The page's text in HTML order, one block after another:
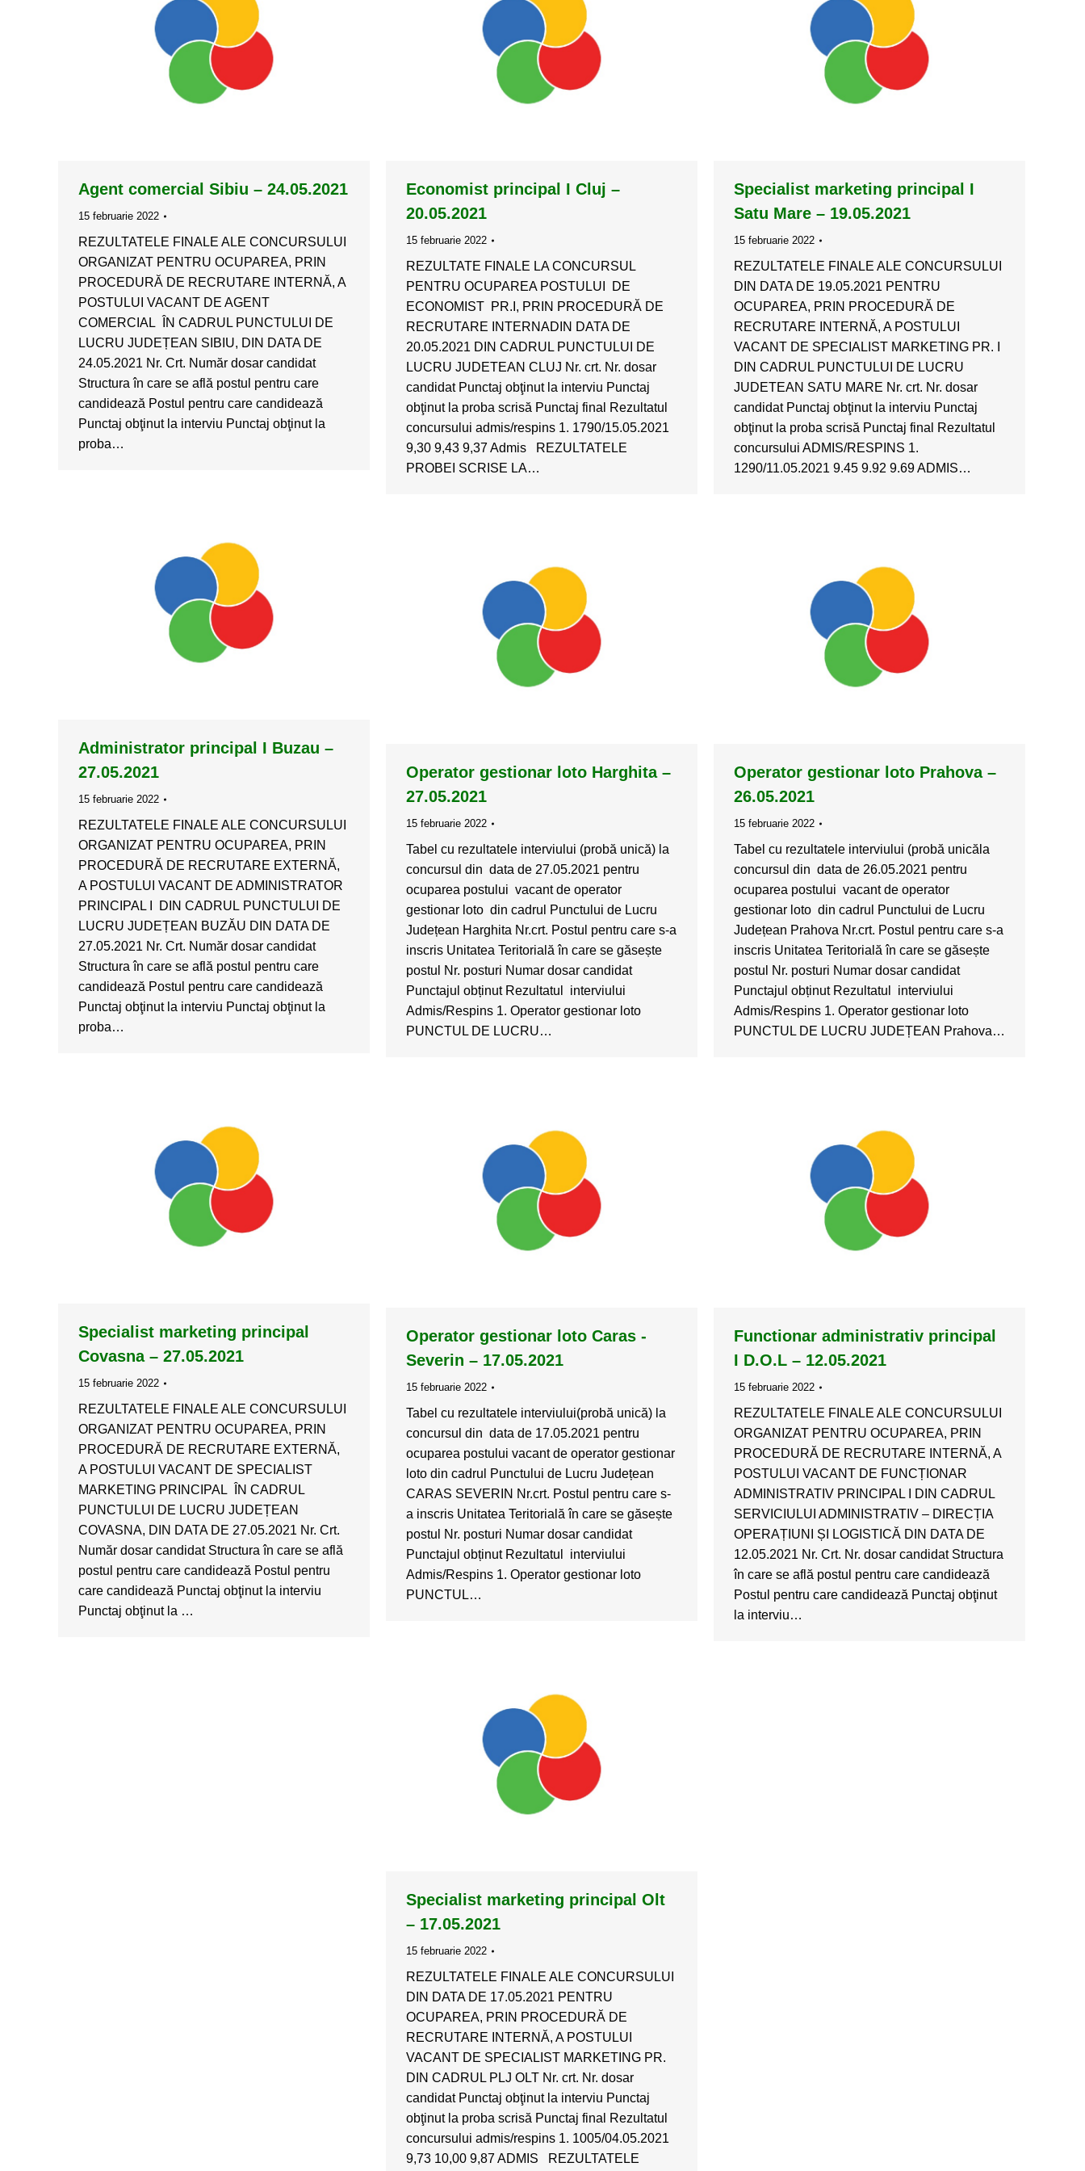
Agent comercial Sibiu – 24.05.2021
15 februarie 2022
REZULTATELE FINALE ALE CONCURSULUI
ORGANIZAT PENTRU OCUPAREA, PRIN
PROCEDURĂ DE RECRUTARE INTERNĂ, A
POSTULUI VACANT DE AGENT
COMERCIAL ÎN CADRUL PUNCTULUI DE
LUCRU JUDEȚEAN SIBIU, DIN DATA DE
24.05.2021 Nr. Crt. Număr dosar candidat
Structura în care se află postul pentru care
candidează Postul pentru care candidează
Punctaj obţinut la interviu Punctaj obţinut la
proba…
Economist principal I Cluj –
20.05.2021
15 februarie 2022
REZULTATE FINALE LA CONCURSUL
PENTRU OCUPAREA POSTULUI DE
ECONOMIST PR.I, PRIN PROCEDURĂ DE
RECRUTARE INTERNADIN DATA DE
20.05.2021 DIN CADRUL PUNCTULUI DE
LUCRU JUDETEAN CLUJ Nr. crt. Nr. dosar
candidat Punctaj obţinut la interviu Punctaj
obţinut la proba scrisă Punctaj final Rezultatul
concursului admis/respins 1. 1790/15.05.2021
9,30 9,43 9,37 Admis REZULTATELE
PROBEI SCRISE LA…
Specialist marketing principal I
Satu Mare – 19.05.2021
15 februarie 2022
REZULTATELE FINALE ALE CONCURSULUI
DIN DATA DE 19.05.2021 PENTRU
OCUPAREA, PRIN PROCEDURĂ DE
RECRUTARE INTERNĂ, A POSTULUI
VACANT DE SPECIALIST MARKETING PR. I
DIN CADRUL PUNCTULUI DE LUCRU
JUDETEAN SATU MARE Nr. crt. Nr. dosar
candidat Punctaj obţinut la interviu Punctaj
obţinut la proba scrisă Punctaj final Rezultatul
concursului ADMIS/RESPINS 1.
1290/11.05.2021 9.45 9.92 9.69 ADMIS…
Administrator principal I Buzau –
27.05.2021
15 februarie 2022
REZULTATELE FINALE ALE CONCURSULUI
ORGANIZAT PENTRU OCUPAREA, PRIN
PROCEDURĂ DE RECRUTARE EXTERNĂ,
A POSTULUI VACANT DE ADMINISTRATOR
PRINCIPAL I DIN CADRUL PUNCTULUI DE
LUCRU JUDEȚEAN BUZĂU DIN DATA DE
27.05.2021 Nr. Crt. Număr dosar candidat
Structura în care se află postul pentru care
candidează Postul pentru care candidează
Punctaj obţinut la interviu Punctaj obţinut la
proba…
Operator gestionar loto Harghita –
27.05.2021
15 februarie 2022
Tabel cu rezultatele interviului (probă unică) la
concursul din data de 27.05.2021 pentru
ocuparea postului vacant de operator
gestionar loto din cadrul Punctului de Lucru
Județean Harghita Nr.crt. Postul pentru care s-a
inscris Unitatea Teritorială în care se găsește
postul Nr. posturi Numar dosar candidat
Punctajul obținut Rezultatul interviului
Admis/Respins 1. Operator gestionar loto
PUNCTUL DE LUCRU…
Operator gestionar loto Prahova –
26.05.2021
15 februarie 2022
Tabel cu rezultatele interviului (probă unicăla
concursul din data de 26.05.2021 pentru
ocuparea postului vacant de operator
gestionar loto din cadrul Punctului de Lucru
Județean Prahova Nr.crt. Postul pentru care s-a
inscris Unitatea Teritorială în care se găsește
postul Nr. posturi Numar dosar candidat
Punctajul obținut Rezultatul interviului
Admis/Respins 1. Operator gestionar loto
PUNCTUL DE LUCRU JUDEȚEAN Prahova…
Specialist marketing principal
Covasna – 27.05.2021
15 februarie 2022
REZULTATELE FINALE ALE CONCURSULUI
ORGANIZAT PENTRU OCUPAREA, PRIN
PROCEDURĂ DE RECRUTARE EXTERNĂ,
A POSTULUI VACANT DE SPECIALIST
MARKETING PRINCIPAL ÎN CADRUL
PUNCTULUI DE LUCRU JUDEȚEAN
COVASNA, DIN DATA DE 27.05.2021 Nr. Crt.
Număr dosar candidat Structura în care se află
postul pentru care candidează Postul pentru
care candidează Punctaj obţinut la interviu
Punctaj obţinut la …
Operator gestionar loto Caras -
Severin – 17.05.2021
15 februarie 2022
Tabel cu rezultatele interviului(probă unică) la
concursul din data de 17.05.2021 pentru
ocuparea postului vacant de operator gestionar
loto din cadrul Punctului de Lucru Județean
CARAS SEVERIN Nr.crt. Postul pentru care s-
a inscris Unitatea Teritorială în care se găsește
postul Nr. posturi Numar dosar candidat
Punctajul obținut Rezultatul interviului
Admis/Respins 1. Operator gestionar loto
PUNCTUL…
Functionar administrativ principal
I D.O.L – 12.05.2021
15 februarie 2022
REZULTATELE FINALE ALE CONCURSULUI
ORGANIZAT PENTRU OCUPAREA, PRIN
PROCEDURĂ DE RECRUTARE INTERNĂ, A
POSTULUI VACANT DE FUNCȚIONAR
ADMINISTRATIV PRINCIPAL I DIN CADRUL
SERVICIULUI ADMINISTRATIV – DIRECȚIA
OPERAȚIUNI ȘI LOGISTICĂ DIN DATA DE
12.05.2021 Nr. Crt. Nr. dosar candidat Structura
în care se află postul pentru care candidează
Postul pentru care candidează Punctaj obţinut
la interviu…
Specialist marketing principal Olt
– 17.05.2021
15 februarie 2022
REZULTATELE FINALE ALE CONCURSULUI
DIN DATA DE 17.05.2021 PENTRU
OCUPAREA, PRIN PROCEDURĂ DE
RECRUTARE INTERNĂ, A POSTULUI
VACANT DE SPECIALIST MARKETING PR.
DIN CADRUL PLJ OLT Nr. crt. Nr. dosar
candidat Punctaj obţinut la interviu Punctaj
obţinut la proba scrisă Punctaj final Rezultatul
concursului admis/respins 1. 1005/04.05.2021
9,73 10,00 9,87 ADMIS REZULTATELE